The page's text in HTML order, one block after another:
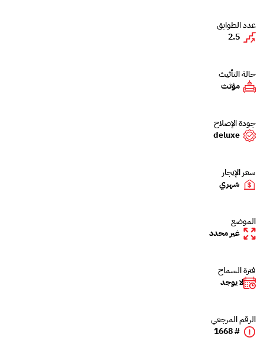
عدد الطوابق
2.5
حالة التأثيث
مؤثث
جودة الإصلاح
deluxe
سعر الإيجار
شهري
الموضع
غير محدد
فترة السماح
لا يوجد
الرقم المرجعي
# 1668